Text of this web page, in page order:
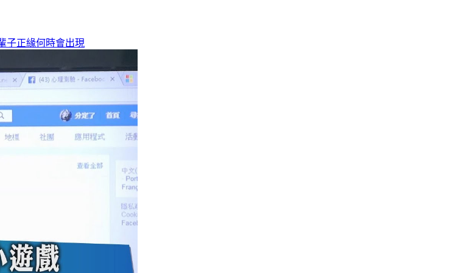
子正緣何時會出現